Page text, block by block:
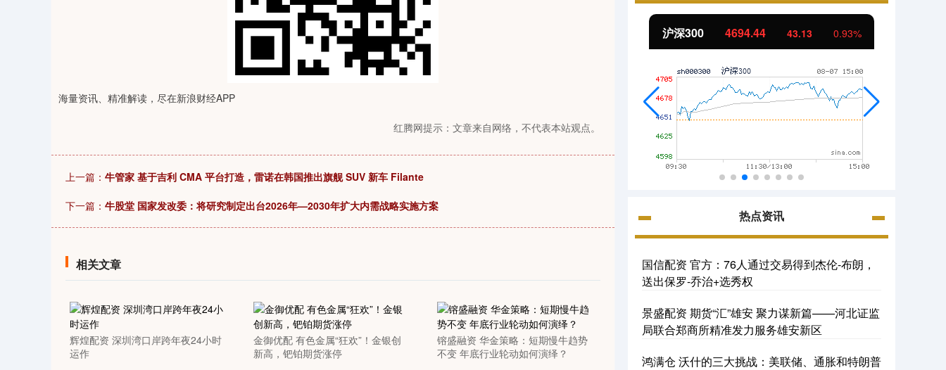
海量资讯、精准解读，尽在新浪财经APP
红腾网提示：文章来自网络，不代表本站观点。
上一篇： 牛管家 基于吉利 CMA 平台打造，雷诺在韩国推出旗舰 SUV 新车 Filante
下一篇： 牛股堂 国家发改委：将研究制定出台2026年—2030年扩大内需战略实施方案
相关文章
辉煌配资 深圳湾口岸跨年夜24小时
运作
金御优配 有色金属“狂欢”！金银创
新高，钯铂期货涨停
镕盛融资 华金策略：短期慢牛趋势
不变 年底行业轮动如何演绎？
14311.01 200.89 1.42% 沪深300 北证50 1134.24 11.37 1.01%
热点资讯
国信配资 官方：76人通过交易得到杰伦-布朗，
送出保罗-乔治+选秀权
景盛配资 期货“汇”雄安 聚力谋新篇——河北证监
局联合郑商所精准发力服务雄安新区
鸿满仓 沃什的三大挑战：美联储、通胀和特朗普